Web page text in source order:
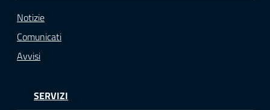
Notizie
Comunicati
Avvisi
SERVIZI